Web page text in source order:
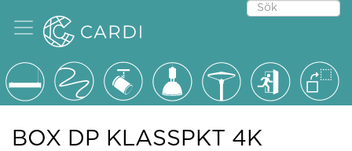
BOX DP KLASSPKT 4K